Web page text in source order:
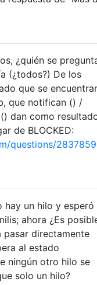
¿quién se
(¿todos?) De los
que se
que notifican () /
dan como
de BLOCKED:
questions/
hay un hilo y esperó
ahora ¿Es
pasar directamente
al estado
ningún otro hilo se
solo un hilo?